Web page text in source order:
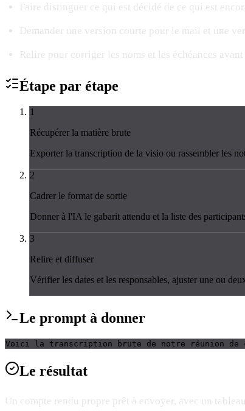
Faire distinguer ce qui est décidé de ce qui est
Demander une version courte pour le mail et une
Relire pour corriger les noms et les échéances
Étape par étape
1
Récupérer la matière brute
Exporter la transcription de la visio ou rassembler les
2
Cadrer le format de sortie
Donner à l'IA le gabarit attendu et la liste des
3
Relire et diffuser
Vérifier les dates et les responsables, ajuster une ou
Le prompt à donner
Voici la transcription brute de notre réunion de
Le résultat
Un compte rendu propre prêt à envoyer, avec un